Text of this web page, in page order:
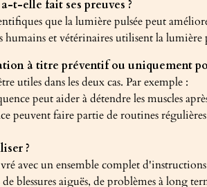
t-elle fait ses preuves ?
que la lumière pulsée peut
et vétérinaires utilisent la
à titre préventif ou uniquement
utiles dans les deux cas. Par exemple :
peut aider à détendre les muscles
peuvent faire partie de routines
?
avec un ensemble complet
blessures aiguës, de problèmes à long